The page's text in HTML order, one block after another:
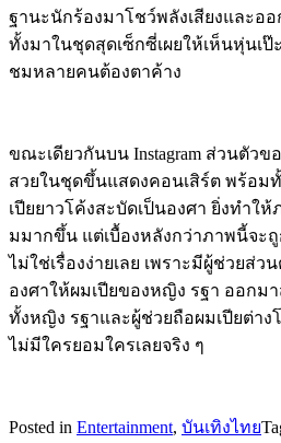
ฐานะนักร้องมาโชว์พลังเสียงและอ
ทั้งมาในชุดสุดเซ็กซี่เผยให้เห็นหุ่นเป๊
ชมหลายคนต้องตาค้าง
ขณะเดียวกันบน Instagram ส่วนตัวข
สวยในชุดขึ้นแสดงคอนเสิร์ต พร้อม
เปียยาวโค้งสะบัดเป็นองศา ยิ่งทำใ
มมากขึ้น แต่เบื้องหลังกว่าภาพนี้จะ
ไม่ใช่เรื่องง่ายเลย เพราะมีผู้ช่วยส่ว
องศาให้ผมเปียของหญิง รฐา ออกม
ทั้งหญิง รฐาและผู้ช่วยถือผมเปียต่า
ไม่มีใครยอมใครเลยจริง ๆ
Posted in Entertainment, บันเทิงไทย